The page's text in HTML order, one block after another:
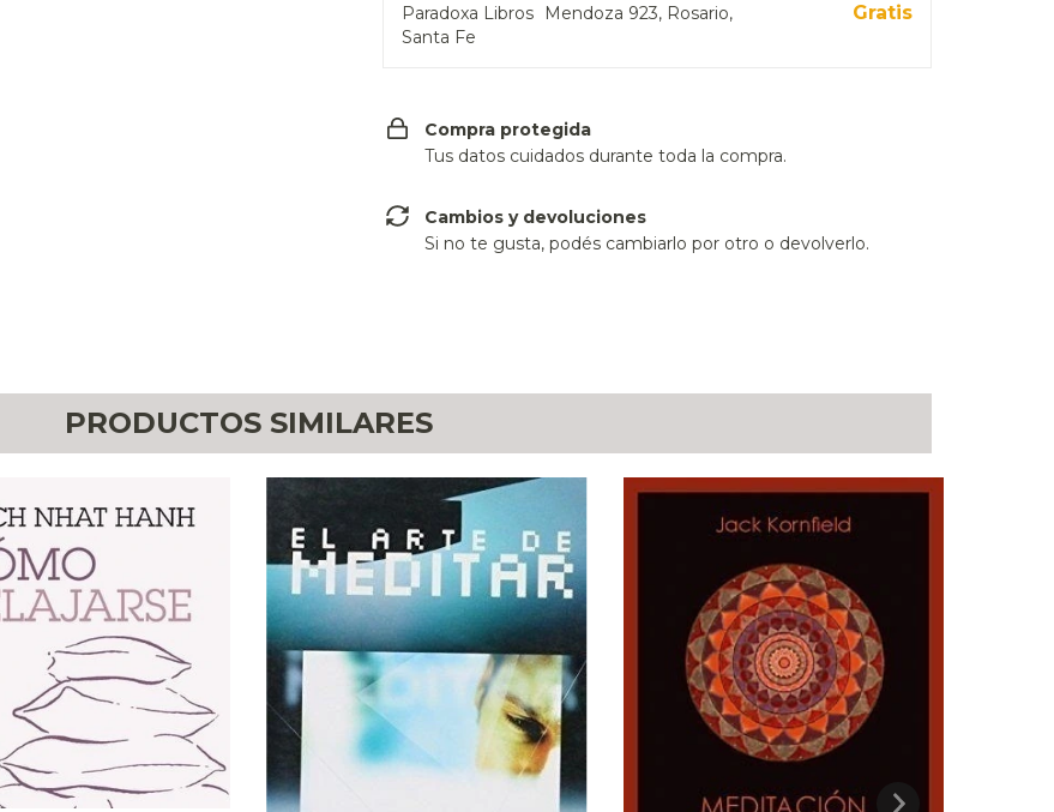
Paradoxa Libros
Mendoza 923, Rosario,
Santa Fe
Gratis
Compra protegida
Tus datos cuidados durante toda la compra.
Cambios y devoluciones
Si no te gusta, podés cambiarlo por otro o devolverlo.
PRODUCTOS SIMILARES